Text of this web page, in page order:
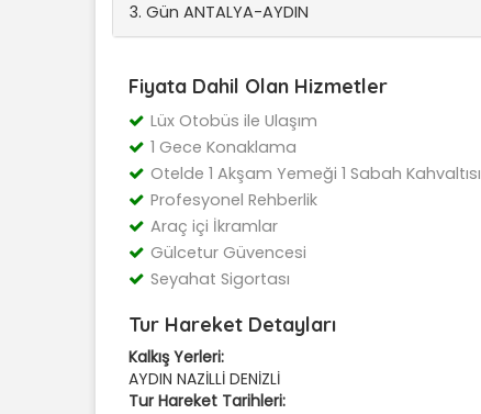
3. Gün ANTALYA-AYDIN
Fiyata Dahil Olan Hizmetler
Lüx Otobüs ile Ulaşım
1 Gece Konaklama
Otelde 1 Akşam Yemeği 1 Sabah Kahvaltısı
Profesyonel Rehberlik
Araç içi İkramlar
Gülcetur Güvencesi
Seyahat Sigortası
Tur Hareket Detayları
Kalkış Yerleri:
AYDIN NAZİLLİ DENİZLİ
Tur Hareket Tarihleri: